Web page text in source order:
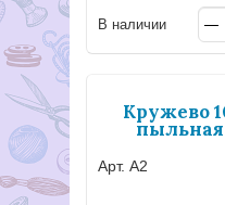
В наличии
Кружево
пыльная
Арт. А2